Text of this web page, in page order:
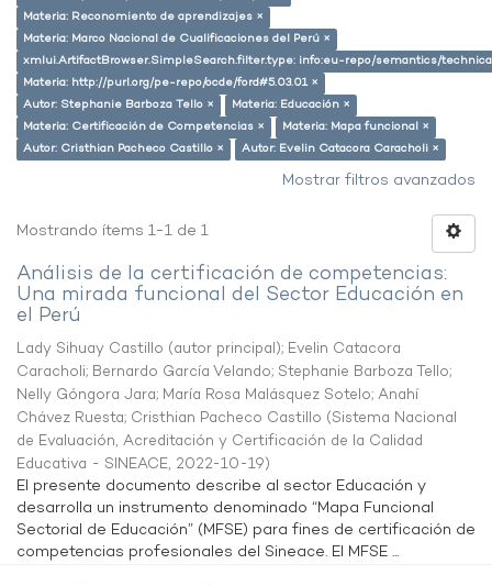
Materia: Reconomiento de aprendizajes ×
Materia: Marco Nacional de Cualificaciones del Perú ×
xmlui.ArtifactBrowser.SimpleSearch.filter.type: info:eu-repo/semantics/
Materia: http://purl.org/pe-repo/ocde/ford#5.03.01 ×
Autor: Stephanie Barboza Tello ×
Materia: Educación ×
Materia: Certificación de Competencias ×
Materia: Mapa funcional ×
Autor: Cristhian Pacheco Castillo ×
Autor: Evelin Catacora Caracholi ×
Mostrar filtros avanzados
Mostrando ítems 1-1 de 1
Análisis de la certificación de competencias:
Una mirada funcional del Sector Educación en
el Perú
Lady Sihuay Castillo (autor principal); Evelin Catacora
Caracholi; Bernardo García Velando; Stephanie Barboza Tello;
Nelly Góngora Jara; María Rosa Malásquez Sotelo; Anahí
Chávez Ruesta; Cristhian Pacheco Castillo (Sistema Nacional
de Evaluación, Acreditación y Certificación de la Calidad
Educativa - SINEACE, 2022-10-19)
El presente documento describe al sector Educación y
desarrolla un instrumento denominado “Mapa Funcional
Sectorial de Educación” (MFSE) para fines de certificación de
competencias profesionales del Sineace. El MFSE ...